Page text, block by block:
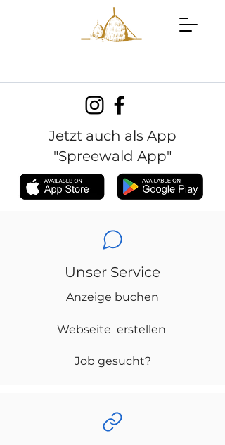
Jetzt auch als App
"Spreewald App"
Unser Service
Anzeige buchen
Webseite erstellen
Job gesucht?